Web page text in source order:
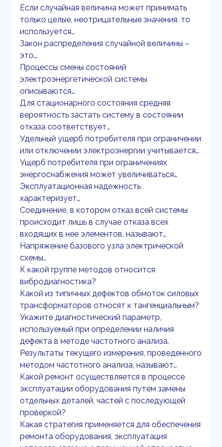
Если случайная величина может принимать
только целые, неотрицательные значения, то
используется…
Закон распределения случайной величины –
это…
Процессы смены состояний
электроэнергетической системы
описываются…
Для стационарного состояния средняя
вероятность застать систему в состоянии
отказа соответствует…
Удельный ущерб потребителя при ограничении
или отключении электроэнергии учитывается…
Ущерб потребителя при ограничениях
энергоснабжения может увеличиваться…
Эксплуатационная надежность
характеризует…
Соединение, в котором отказ всей системы
происходит лишь в случае отказа всех
входящих в нее элементов, называют…
Напряжение базового узла электрической
схемы…
К какой группе методов относится
вибродиагностика?
Какой из типичных дефектов обмоток силовых
трансформаторов относят к тангенциальным?
Укажите диагностический параметр,
используемый при определении наличия
дефекта в методе частотного анализа.
Результаты текущего измерения, проведенного
методом частотного анализа, называют…
Какой ремонт осуществляется в процессе
эксплуатации оборудования путем замены
отдельных деталей, частей с последующей
проверкой?
Какая стратегия применяется для обеспечения
ремонта оборудования, эксплуатация